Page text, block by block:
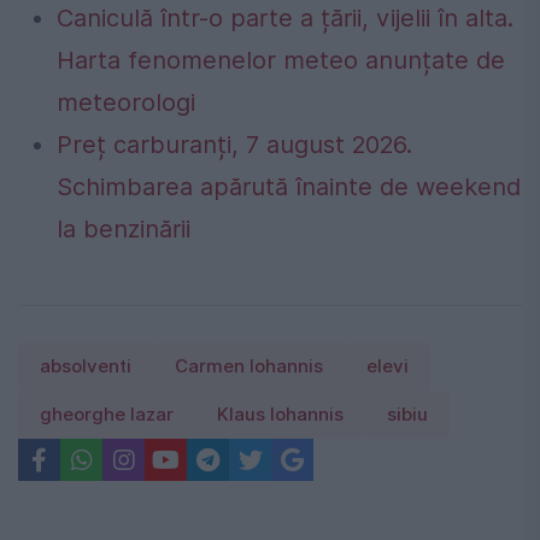
Caniculă într-o parte a țării, vijelii în alta.
Harta fenomenelor meteo anunțate de
meteorologi
Preț carburanți, 7 august 2026.
Schimbarea apărută înainte de weekend
la benzinării
absolventi Carmen Iohannis elevi
gheorghe lazar Klaus Iohannis sibiu